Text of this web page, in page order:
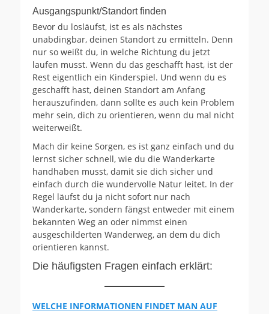
Ausgangspunkt/Standort finden
Bevor du losläufst, ist es als nächstes
unabdingbar, deinen Standort zu ermitteln. Denn
nur so weißt du, in welche Richtung du jetzt
laufen musst. Wenn du das geschafft hast, ist der
Rest eigentlich ein Kinderspiel. Und wenn du es
geschafft hast, deinen Standort am Anfang
herauszufinden, dann sollte es auch kein Problem
mehr sein, dich zu orientieren, wenn du mal nicht
weiterweißt.
Mach dir keine Sorgen, es ist ganz einfach und du
lernst sicher schnell, wie du die Wanderkarte
handhaben musst, damit sie dich sicher und
einfach durch die wundervolle Natur leitet. In der
Regel läufst du ja nicht sofort nur nach
Wanderkarte, sondern fängst entweder mit einem
bekannten Weg an oder nimmst einen
ausgeschilderten Wanderweg, an dem du dich
orientieren kannst.
Die häufigsten Fragen einfach erklärt:
WELCHE INFORMATIONEN FINDET MAN AUF